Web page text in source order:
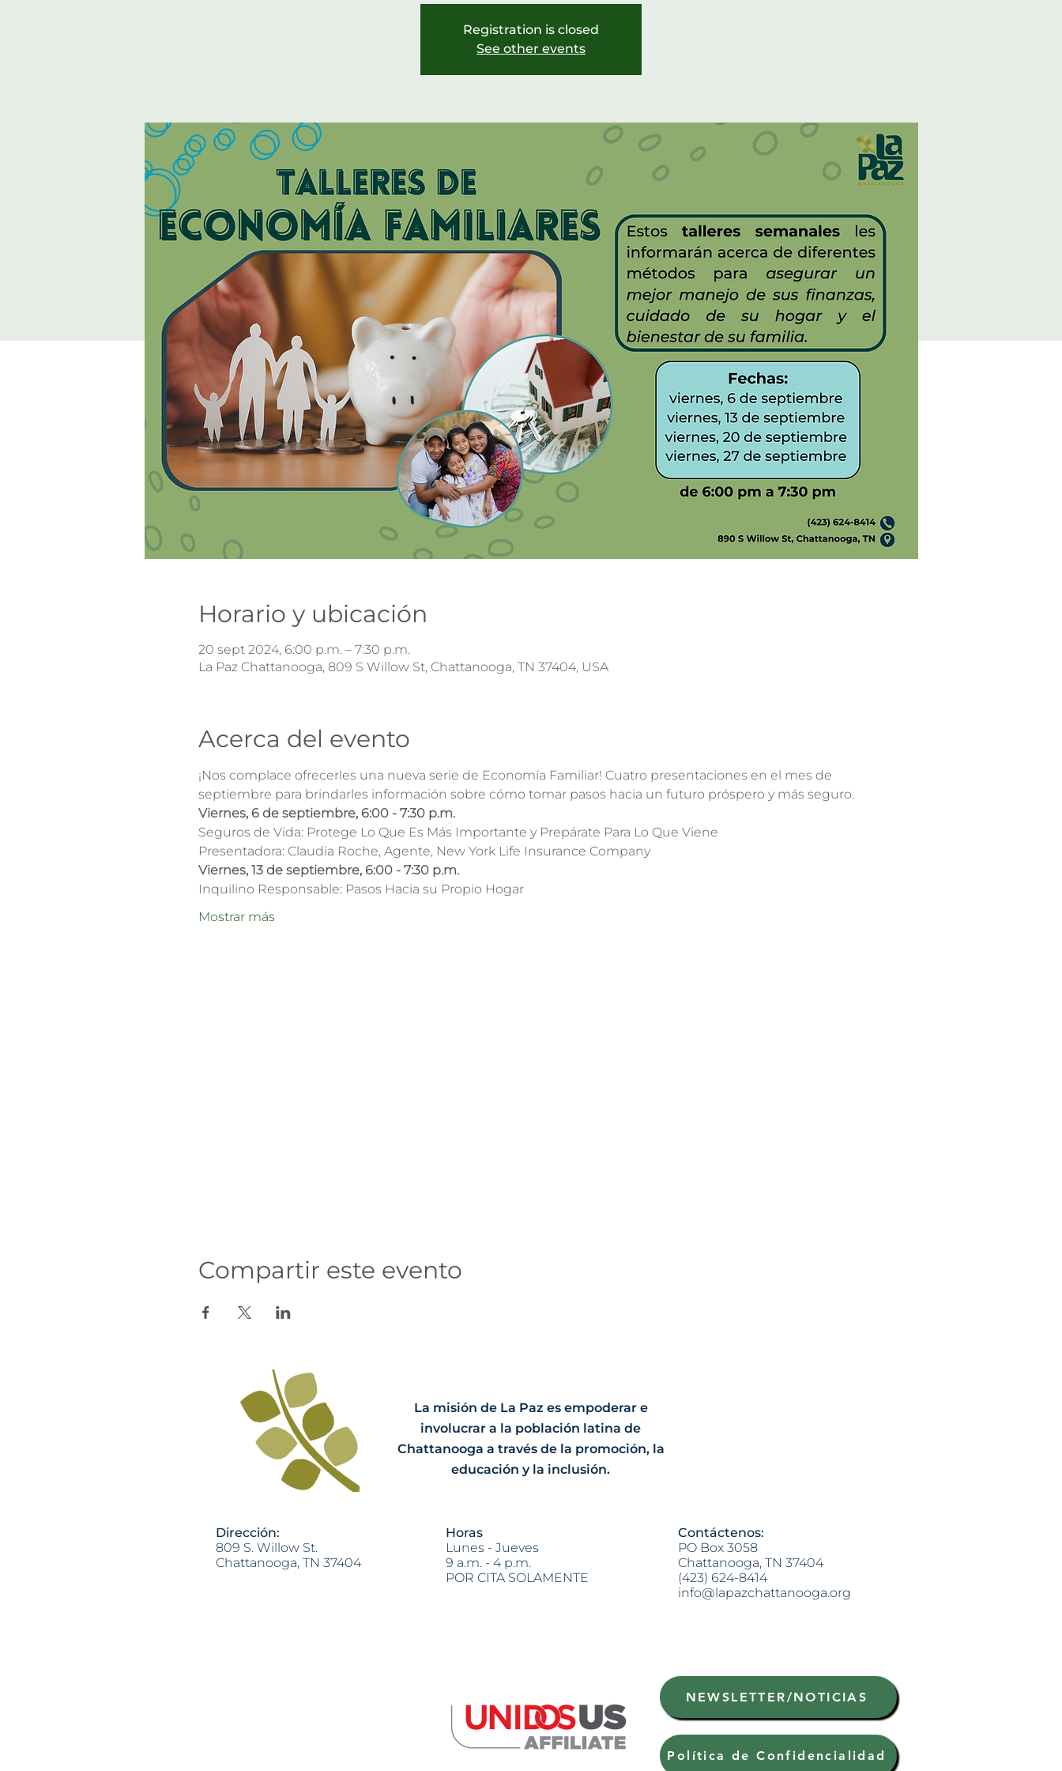
Registration is closed
See other events
Horario y ubicación
20 sept 2024, 6:00 p.m. – 7:30 p.m.
La Paz Chattanooga, 809 S Willow St, Chattanooga, TN 37404, USA
Acerca del evento
¡Nos complace ofrecerles una nueva serie de Economía Familiar! Cuatro presentaciones en el mes de
septiembre para brindarles información sobre cómo tomar pasos hacia un futuro próspero y más seguro.
Viernes, 6 de septiembre, 6:00 - 7:30 p.m.
Seguros de Vida: Protege Lo Que Es Más Importante y Prepárate Para Lo Que Viene
Presentadora: Claudia Roche, Agente, New York Life Insurance Company
Viernes, 13 de septiembre, 6:00 - 7:30 p.m.
Inquilino Responsable: Pasos Hacia su Propio Hogar
Mostrar más
Compartir este evento
La misión de La Paz es empoderar e
involucrar a la población latina de
Chattanooga a través de la promoción, la
educación y la inclusión.
Dirección:
809 S. Willow St.
Chattanooga, TN 37404
Horas
Lunes - Jueves
9 a.m. - 4 p.m.
POR CITA SOLAMENTE
Contáctenos:
PO Box 3058
Chattanooga, TN 37404
(423) 624-8414
info@lapazchattanooga.org
NEWSLETTER/NOTICIAS
Política de Confidencialidad